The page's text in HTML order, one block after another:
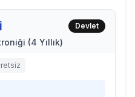
(4 Yıllık)
Devlet